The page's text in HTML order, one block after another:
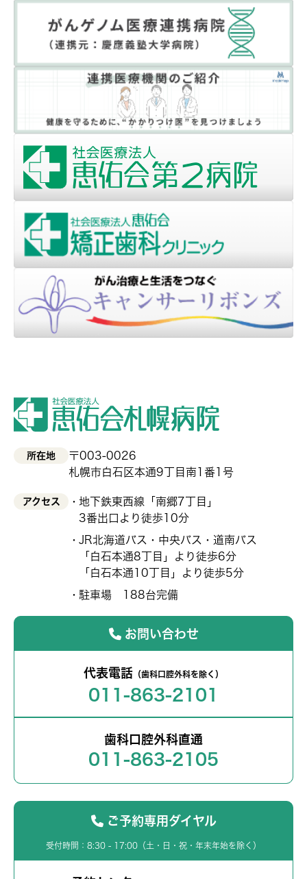
所在地
〒003-0026
札幌市白石区本通9丁目南1番1号
アクセス
地下鉄東西線「南郷7丁目」
3番出口より徒歩10分
JR北海道バス・中央バス・道南バス
「白石本通8丁目」より徒歩6分
「白石本通10丁目」より徒歩5分
駐車場 188台完備
お問い合わせ
代表電話 （歯科口腔外科を除く）
011-863-2101
歯科口腔外科直通
011-863-2105
ご予約専用ダイヤル
受付時間：8:30 - 17:00（土・日・祝・年末年始を除く）